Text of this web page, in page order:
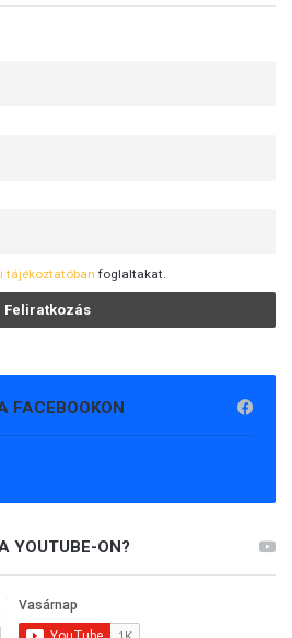
tájékoztatóban foglaltakat.
FACEBOOKON
YOUTUBE-ON?